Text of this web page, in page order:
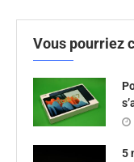
Vous pourriez
5